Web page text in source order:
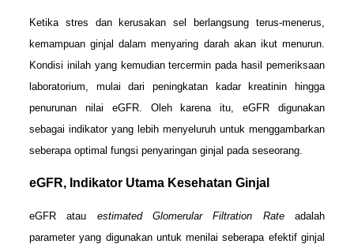
Ketika stres dan kerusakan sel berlangsung terus-menerus,
kemampuan ginjal dalam menyaring darah akan ikut menurun.
Kondisi inilah yang kemudian tercermin pada hasil pemeriksaan
laboratorium, mulai dari peningkatan kadar kreatinin hingga
penurunan nilai eGFR. Oleh karena itu, eGFR digunakan
sebagai indikator yang lebih menyeluruh untuk menggambarkan
seberapa optimal fungsi penyaringan ginjal pada seseorang.
eGFR, Indikator Utama Kesehatan Ginjal
eGFR atau estimated Glomerular Filtration Rateadalah
parameter yang digunakan untuk menilai seberapa efektif ginjal